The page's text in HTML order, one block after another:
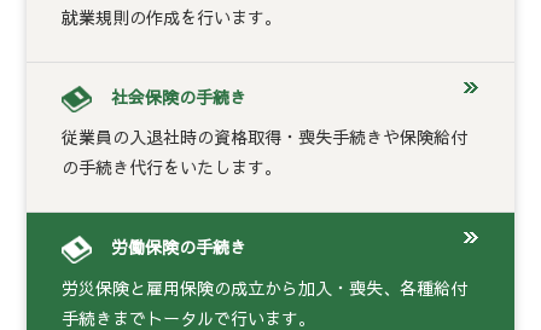
就業規則の作成を行います。
社会保険の手続き
従業員の入退社時の資格取得・喪失手続きや保険給付
の手続き代行をいたします。
労働保険の手続き
労災保険と雇用保険の成立から加入・喪失、各種給付
手続きまでトータルで行います。